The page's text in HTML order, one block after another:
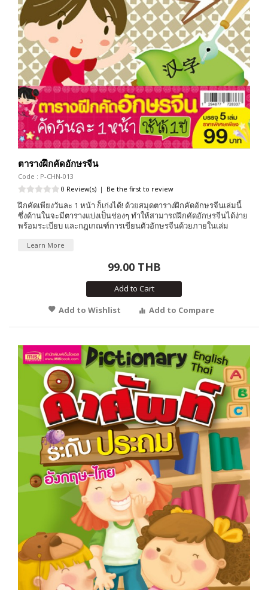
ตารางฝึกคัดอักษรจีน
Code : P-CHN-013
0 Review(s) | Be the first to review
ฝึกคัดเพียงวันละ 1 หน้า ก็เก่งได้! ด้วยสมุดตารางฝึกคัดอักษรจีนเล่มนี้
ซึ่งด้านในจะมีตารางแบ่งเป็นช่องๆ ทำให้สามารถฝึกคัดอักษรจีนได้ง่าย
พร้อมระเบียบ และกฎเกณฑ์การเขียนตัวอักษรจีนด้วยภายในเล่ม
Learn More
99.00 THB
Add to Cart
Add to Wishlist
Add to Compare